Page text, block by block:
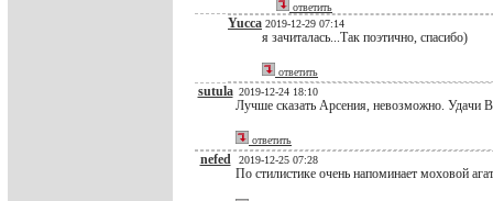
ответить
Yucca 2019-12-29 07:14
я зачиталась...Так поэтично, спасибо)
ответить
sutula 2019-12-24 18:10
Лучше сказать Арсения, невозможно. Удачи
ответить
nefed 2019-12-25 07:28
По стилистике очень напоминает моховой